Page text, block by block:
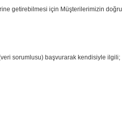
getirebilmesi için Müşterilerimizin doğru
sorumlusu) başvurarak kendisiyle ilgili;